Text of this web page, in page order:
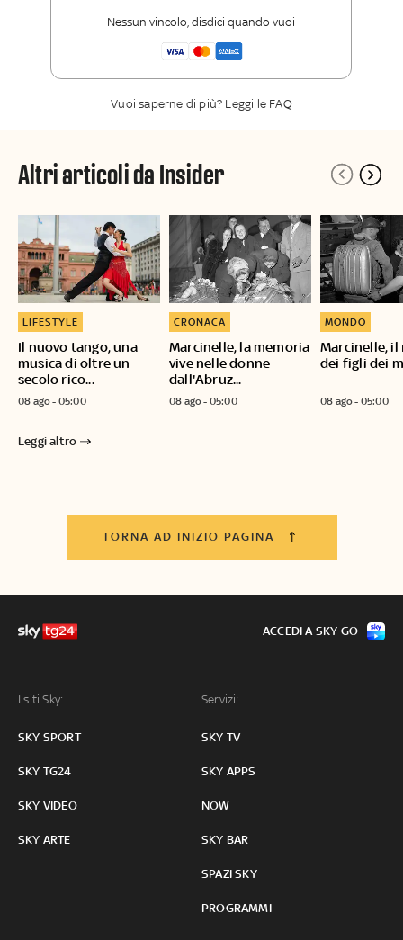
Nessun vincolo, disdici quando vuoi
Vuoi saperne di più? Leggi le FAQ
Altri articoli da Insider
Il nuovo tango, una
musica di oltre un
secolo rico...
LIFESTYLE
08 ago - 05:00
Marcinelle, la memoria
vive nelle donne
dall'Abruz...
CRONACA
08 ago - 05:00
Marcinelle, il
dei figli dei
MONDO
08 ago - 05:00
Leggi altro
TORNA AD INIZIO PAGINA
I siti Sky:
SKY SPORT
SKY TG24
SKY VIDEO
SKY ARTE
Servizi:
SKY TV
SKY APPS
NOW
SKY BAR
SPAZI SKY
PROGRAMMI
ACCEDI A SKY GO